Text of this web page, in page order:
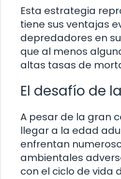
Esta estrategia
tiene sus ventajas
depredadores en
que al menos
altas tasas de
El desafío de
A pesar de la gran
llegar a la edad
enfrentan
ambientales
con el ciclo de vida